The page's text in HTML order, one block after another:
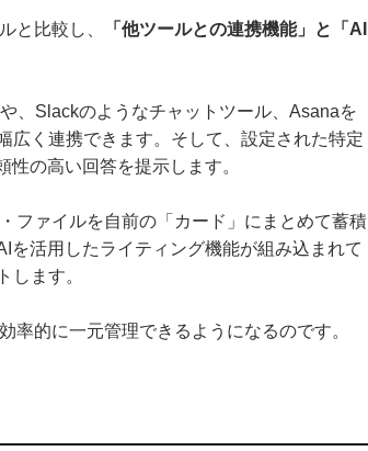
と比較し、
「他ツールとの連携機能」と「AI
、Slackのようなチャットツール、Asanaを
広く連携できます。そして、設定された特定
の高い回答を提示します。
ファイルを自前の「カード」にまとめて蓄積
活用したライティング機能が組み込まれて
します。
率的に一元管理できるようになるのです。